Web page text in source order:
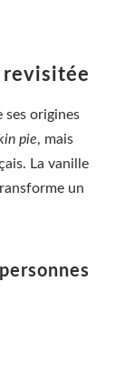
revisitée
ses origines
pie, mais
La vanille
un